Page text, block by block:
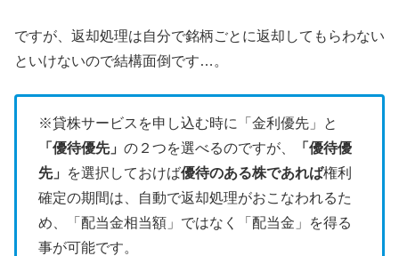
ですが、返却処理は自分で銘柄ごとに返却してもらわない
といけないので結構面倒です…。
※貸株サービスを申し込む時に「金利優先」と
「優待優先」 の２つを選べるのですが、
「優待優
先」
を選択しておけば優待のある株であれば権利
確定の期間は、自動で返却処理がおこなわれるた
め、「配当金相当額」ではなく「配当金」を得る
事が可能です。